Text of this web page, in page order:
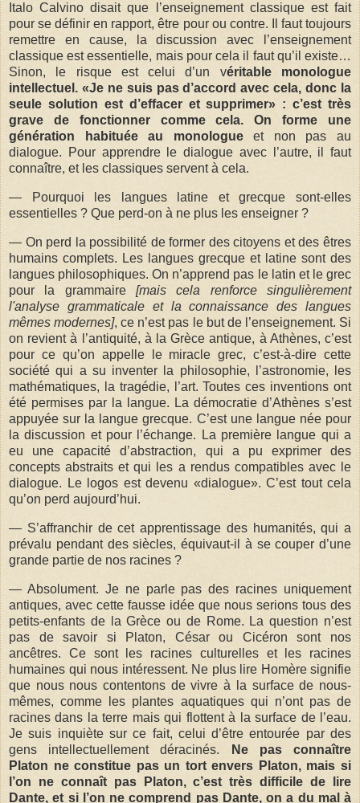
Italo Calvino disait que l’enseignement classique est fait
pour se définir en rapport, être pour ou contre. Il faut toujours
remettre en cause, la discussion avec l’enseignement
classique est essentielle, mais pour cela il faut qu’il existe…
Sinon, le risque est celui d’un véritable monologue
intellectuel. «Je ne suis pas d’accord avec cela, donc la
seule solution est d’effacer et supprimer» : c’est très
grave de fonctionner comme cela. On forme une
génération habituée au monologueet non pas au
dialogue. Pour apprendre le dialogue avec l’autre, il faut
connaître, et les classiques servent à cela.
— Pourquoi les langues latine et grecque sont-elles
essentielles ? Que perd-on à ne plus les enseigner ?
— On perd la possibilité de former des citoyens et des êtres
humains complets. Les langues grecque et latine sont des
langues philosophiques. On n’apprend pas le latin et le grec
pour la grammaire [mais cela renforce singulièrement
l'analyse grammaticale et la connaissance des langues
mêmes modernes], ce n’est pas le but de l’enseignement. Si
on revient à l’antiquité, à la Grèce antique, à Athènes, c’est
pour ce qu’on appelle le miracle grec, c’est-à-dire cette
société qui a su inventer la philosophie, l’astronomie, les
mathématiques, la tragédie, l’art. Toutes ces inventions ont
été permises par la langue. La démocratie d’Athènes s’est
appuyée sur la langue grecque. C’est une langue née pour
la discussion et pour l’échange. La première langue qui a
eu une capacité d’abstraction, qui a pu exprimer des
concepts abstraits et qui les a rendus compatibles avec le
dialogue. Le logos est devenu «dialogue». C’est tout cela
qu’on perd aujourd’hui.
— S’affranchir de cet apprentissage des humanités, qui a
prévalu pendant des siècles, équivaut-il à se couper d’une
grande partie de nos racines ?
— Absolument. Je ne parle pas des racines uniquement
antiques, avec cette fausse idée que nous serions tous des
petits-enfants de la Grèce ou de Rome. La question n’est
pas de savoir si Platon, César ou Cicéron sont nos
ancêtres. Ce sont les racines culturelles et les racines
humaines qui nous intéressent. Ne plus lire Homère signifie
que nous nous contentons de vivre à la surface de nous-
mêmes, comme les plantes aquatiques qui n’ont pas de
racines dans la terre mais qui flottent à la surface de l’eau.
Je suis inquiète sur ce fait, celui d’être entourée par des
gens intellectuellement déracinés.
Ne pas connaître
Platon ne constitue pas un tort envers Platon, mais si
l’on ne connaît pas Platon, c’est très difficile de lire
Dante, et si l’on ne comprend pas Dante, on a du mal à